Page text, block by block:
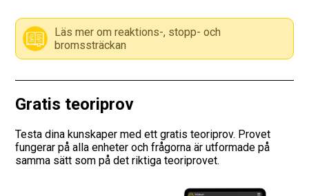
Körkortsteori
Checklista för ditt körkort
Vägmärken
Hitta trafikskola
Läs mer om reaktions-, stopp- och
bromssträckan
Gratis teoriprov
Testa dina kunskaper med ett gratis teoriprov. Provet
fungerar på alla enheter och frågorna är utformade på
samma sätt som på det riktiga teoriprovet.